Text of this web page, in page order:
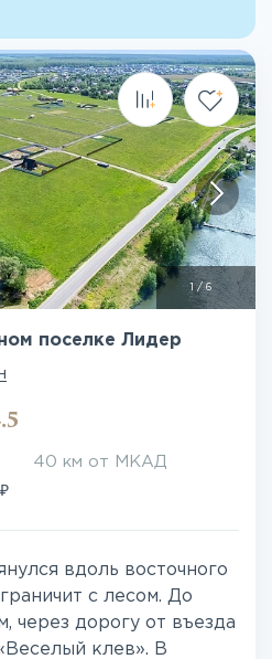
/ 6
поселке Лидер
40 км от МКАД
₽
вдоль восточного
с лесом. До
через дорогу от въезда
клев». В